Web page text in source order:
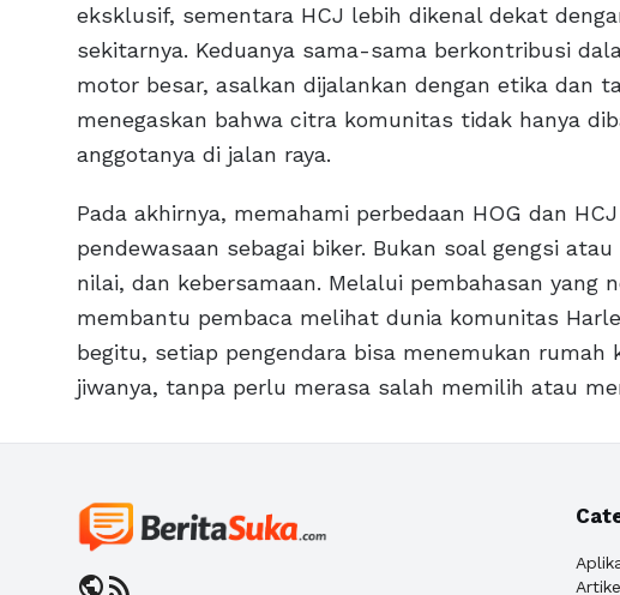
eksklusif, sementara HCJ lebih dikenal dekat
sekitarnya. Keduanya sama-sama berkontribusi
motor besar, asalkan dijalankan dengan etika dan
menegaskan bahwa citra komunitas tidak hanya
anggotanya di jalan raya.
Pada akhirnya, memahami perbedaan HOG dan
pendewasaan sebagai biker. Bukan soal gengsi
nilai, dan kebersamaan. Melalui pembahasan yang
membantu pembaca melihat dunia komunitas
begitu, setiap pengendara bisa menemukan rumah
jiwanya, tanpa perlu merasa salah memilih atau
publicrss_feed